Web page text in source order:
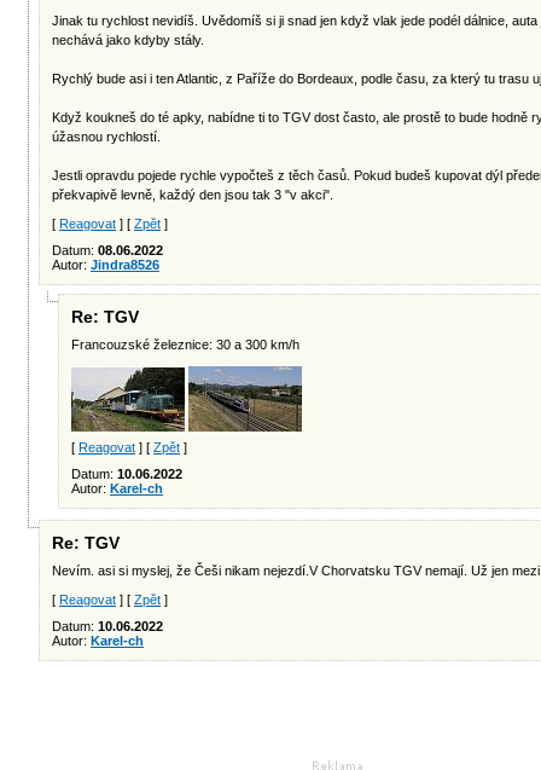
Jinak tu rychlost nevidíš. Uvědomíš si ji snad jen když vlak jede podél dálnice,
nechává jako kdyby stály.
Rychlý bude asi i ten Atlantic, z Paříže do Bordeaux, podle času, za který tu trasu
Když koukneš do té apky, nabídne ti to TGV dost často, ale prostě to bude hodně
úžasnou rychlostí.
Jestli opravdu pojede rychle vypočteš z těch časů. Pokud budeš kupovat dýl
překvapivě levně, každý den jsou tak 3 "v akci".
[ Reagovat ] [ Zpět ]
Datum: 08.06.2022
Autor: Jindra8526
Re: TGV
Francouzské železnice: 30 a 300 km/h
[ Reagovat ] [ Zpět ]
Datum: 10.06.2022
Autor: Karel-ch
Re: TGV
Nevím. asi si myslej, že Češi nikam nejezdí.V Chorvatsku TGV nemají. Už jen
[ Reagovat ] [ Zpět ]
Datum: 10.06.2022
Autor: Karel-ch